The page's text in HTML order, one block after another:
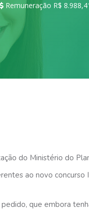
Remuneração R$
do Ministério do
ao novo
que embora